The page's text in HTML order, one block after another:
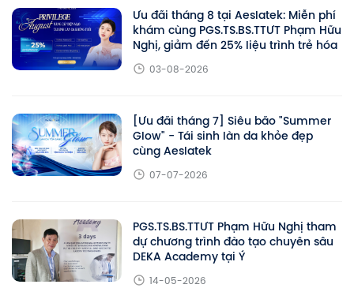
Ưu đãi tháng 8 tại Aeslatek: Miễn phí
khám cùng PGS.TS.BS.TTƯT Phạm Hữu
Nghị, giảm đến 25% liệu trình trẻ hóa
03-08-2026
[Ưu đãi tháng 7] Siêu bão "Summer
Glow" - Tái sinh làn da khỏe đẹp
cùng Aeslatek
07-07-2026
PGS.TS.BS.TTƯT Phạm Hữu Nghị tham
dự chương trình đào tạo chuyên sâu
DEKA Academy tại Ý
14-05-2026